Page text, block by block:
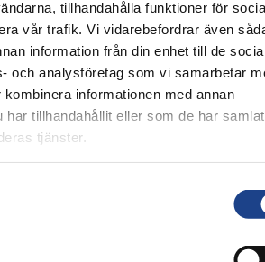
tillhandahålla funktioner för
vår trafik. Vi vidarebefordrar även
information från din enhet till de
och analysföretag som vi samarbetar
informationen med annan
har tillhandahållit eller som de har
tjänster.
ingen textning eller
filmer.
länkade bilder
namn.
tillgänglighetsproblem